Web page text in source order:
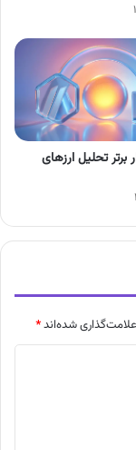
16 ابزار برتر تحلیل ارزهای
شده‌اند*